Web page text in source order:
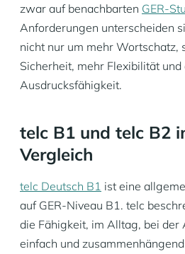
zwar auf benachbarten GER-
Anforderungen unterscheiden
nicht nur um mehr Wortschatz,
Sicherheit, mehr Flexibilität
Ausdrucksfähigkeit.
telc B1 und telc B2
Vergleich
telc Deutsch B1 ist eine
auf GER-Niveau B1. telc
die Fähigkeit, im Alltag, bei der
einfach und